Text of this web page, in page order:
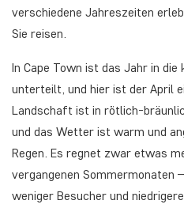
verschiedene Jahreszeiten
Sie reisen.
In Cape Town ist das Jahr in
unterteilt, und hier ist der April
Landschaft ist in rötlich-
und das Wetter ist warm und
Regen. Es regnet zwar etwas
vergangenen Sommermonaten
weniger Besucher und